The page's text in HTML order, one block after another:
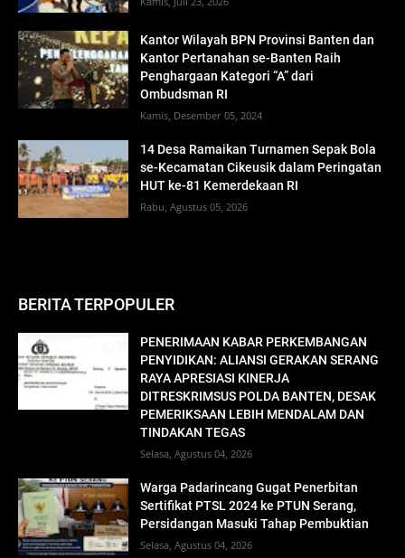
Kantor Wilayah BPN Provinsi Banten dan
Kantor Pertanahan se-Banten Raih
Penghargaan Kategori “A” dari
Ombudsman RI
Kamis, Desember 05, 2024
14 Desa Ramaikan Turnamen Sepak Bola
se-Kecamatan Cikeusik dalam Peringatan
HUT ke-81 Kemerdekaan RI
Rabu, Agustus 05, 2026
BERITA TERPOPULER
PENERIMAAN KABAR PERKEMBANGAN
PENYIDIKAN: ALIANSI GERAKAN SERANG
RAYA APRESIASI KINERJA
DITRESKRIMSUS POLDA BANTEN, DESAK
PEMERIKSAAN LEBIH MENDALAM DAN
TINDAKAN TEGAS
Selasa, Agustus 04, 2026
Warga Padarincang Gugat Penerbitan
Sertifikat PTSL 2024 ke PTUN Serang,
Persidangan Masuki Tahap Pembuktian
Selasa, Agustus 04, 2026